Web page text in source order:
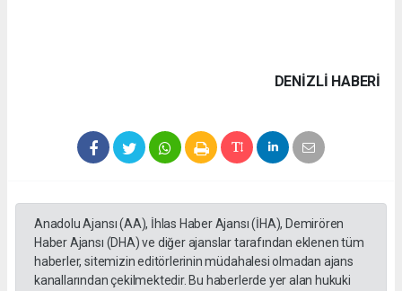
DENIZLI HABERİ
Anadolu Ajansı (AA), İhlas Haber Ajansı (İHA), Demirören
Haber Ajansı (DHA) ve diğer ajanslar tarafından eklenen tüm
haberler, sitemizin editörlerinin müdahalesi olmadan ajans
kanallarından çekilmektedir. Bu haberlerde yer alan hukuki